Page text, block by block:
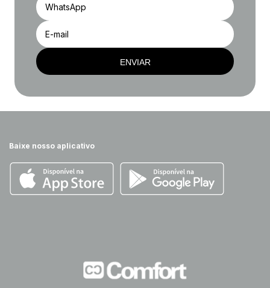
ENVIAR
Baixe nosso aplicativo